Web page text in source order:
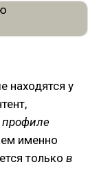
находятся у
профиле
именно
только в